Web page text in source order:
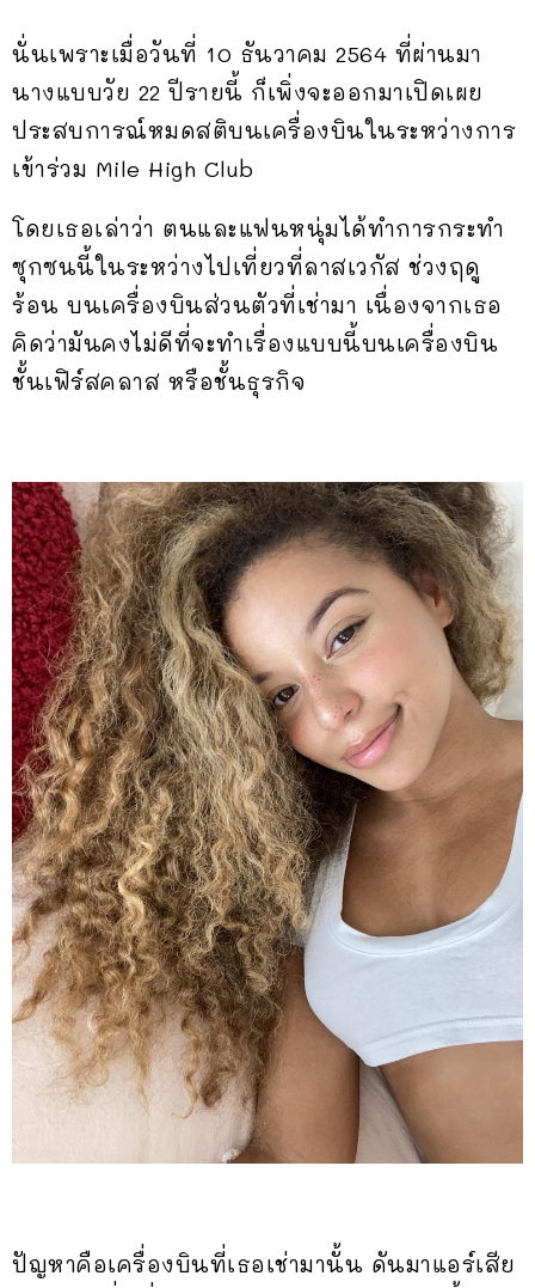
นั่นเพราะเมื่อวันที่ 10 ธันวาคม 2564 ที่ผ่านมา
นางแบบวัย 22 ปีรายนี้ ก็เพิ่งจะออกมาเปิดเผย
ประสบการณ์หมดสติบนเครื่องบินในระหว่างการ
เข้าร่วม Mile High Club
โดยเธอเล่าว่า ตนและแฟนหนุ่มได้ทำการกระทำ
ซุกซนนี้ในระหว่างไปเที่ยวที่ลาสเวกัส ช่วงฤดู
ร้อน บนเครื่องบินส่วนตัวที่เช่ามา เนื่องจากเธอ
คิดว่ามันคงไม่ดีที่จะทำเรื่องแบบนี้บนเครื่องบิน
ชั้นเฟิร์สคลาส หรือชั้นธุรกิจ
ปัญหาคือเครื่องบินที่เธอเช่ามานั้น ดันมาแอร์เสีย